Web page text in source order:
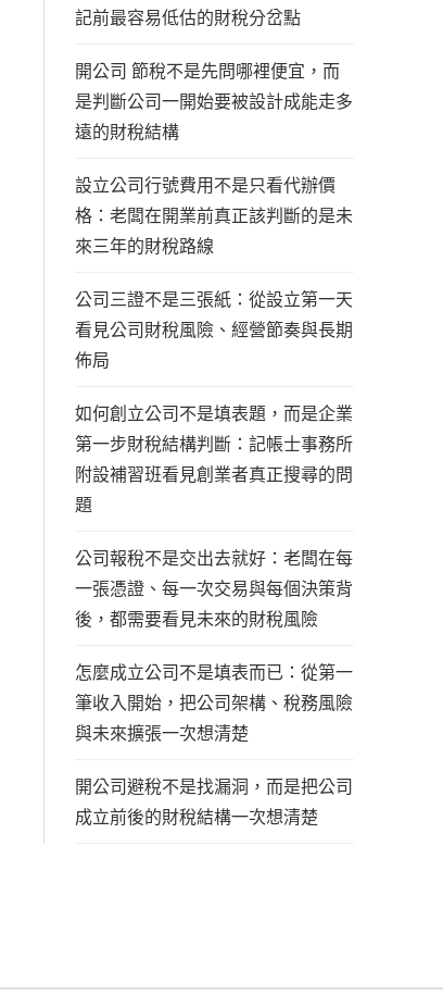
記前最容易低估的財稅分岔點
開公司 節稅不是先問哪裡便宜，而
是判斷公司一開始要被設計成能走多
遠的財稅結構
設立公司行號費用不是只看代辦價
格：老闆在開業前真正該判斷的是未
來三年的財稅路線
公司三證不是三張紙：從設立第一天
看見公司財稅風險、經營節奏與長期
佈局
如何創立公司不是填表題，而是企業
第一步財稅結構判斷：記帳士事務所
附設補習班看見創業者真正搜尋的問
題
公司報稅不是交出去就好：老闆在每
一張憑證、每一次交易與每個決策背
後，都需要看見未來的財稅風險
怎麼成立公司不是填表而已：從第一
筆收入開始，把公司架構、稅務風險
與未來擴張一次想清楚
開公司避稅不是找漏洞，而是把公司
成立前後的財稅結構一次想清楚